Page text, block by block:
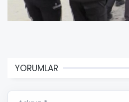
YORUMLAR